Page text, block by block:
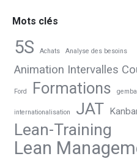
Mots clés
5S Achats Analyse des besoins
Animation Intervalles
Ford Formations gemba
internationalisation JAT
Lean-Training
Lean